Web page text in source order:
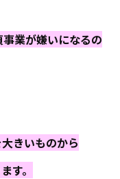
業が嫌いになるの
きいものから
す。